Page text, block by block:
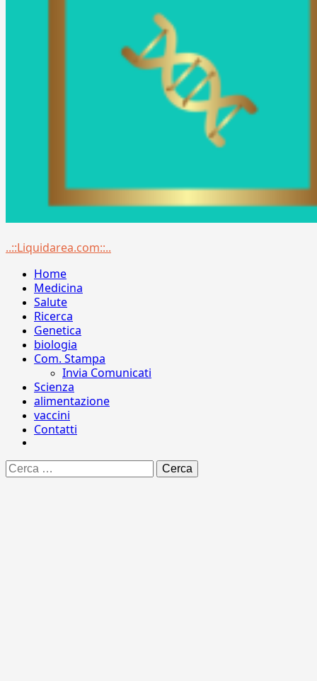
Menu
..::Liquidarea.com::..
Home
Medicina
Salute
Ricerca
Genetica
biologia
Com. Stampa
Invia Comunicati
Scienza
alimentazione
vaccini
Contatti
Ricerca
per: